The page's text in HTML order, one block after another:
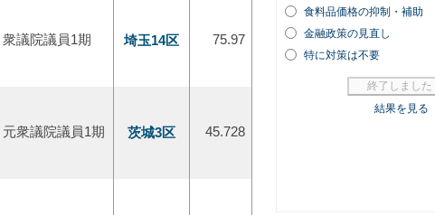
衆議院議員1期 埼玉14区 75.97
元衆議院議員1期 茨城3区 45.728